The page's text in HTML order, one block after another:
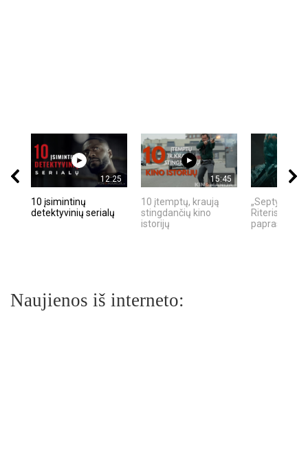
12:25
10 įsimintinų
detektyvinių serialų
15:45
10 įtemptų, kraują
stingdančių kino
istorijų
„Septynių
Riteris" – kai
Naujienos iš interneto: